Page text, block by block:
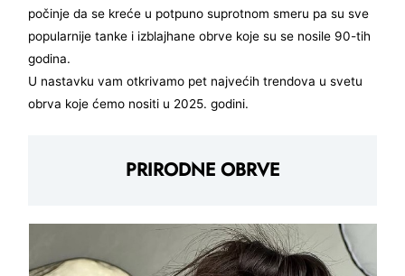
počinje da se kreće u potpuno suprotnom smeru pa su sve
popularnije tanke i izblajhane obrve koje su se nosile 90-tih
godina.
U nastavku vam otkrivamo pet najvećih trendova u svetu
obrva koje ćemo nositi u 2025. godini.
PRIRODNE OBRVE